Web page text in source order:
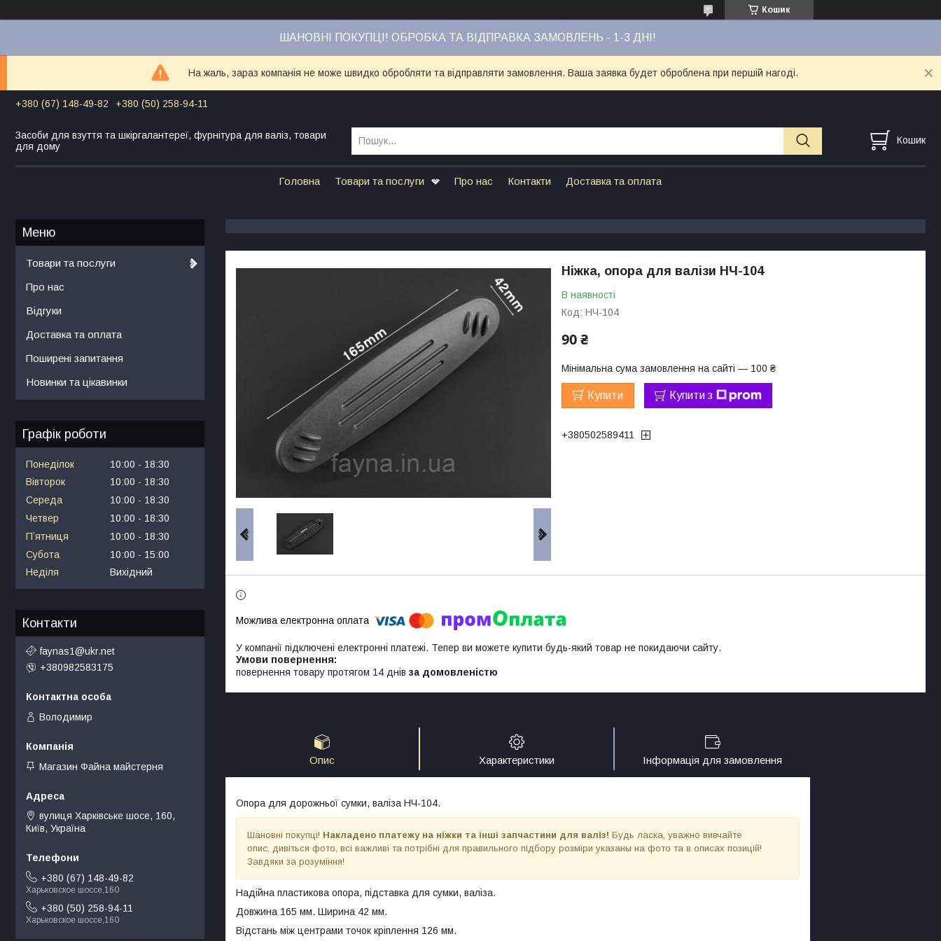
Кошик
ШАНОВНІ ПОКУПЦІ! ОБРОБКА ТА ВІДПРАВКА ЗАМОВЛЕНЬ - 1-3 ДНІ!
На жаль, зараз компанія не може швидко обробляти та відправляти замовлення. Ваша заявка будет оброблена при першій нагоді.
+380 (67) 148-49-82 +380 (50) 258-94-11
Засоби для взуття та шкіргалантереї, фурнітура для валіз, товари
для дому
Кошик
Головна Товари та послуги Про нас Контакти Доставка та оплата
Ніжка, опора для валізи НЧ-104
В наявності
Код: НЧ-104
90 ₴
Мінімальна сума замовлення на сайті — 100 ₴
Купити Купити з
+380502589411
У компанії підключені електронні платежі. Тепер ви можете купити будь-який товар не покидаючи сайту.
повернення товару протягом 14 днів за домовленістю
Опис Характеристики Інформація для замовлення
Опора для дорожньої сумки, валіза НЧ-104.
Шановні покупці! Накладено платежу на ніжки та інші запчастини для валіз! Будь ласка, уважно вивчайте
опис, дивіться фото, всі важливі та потрібні для правильного підбору розміри указаны на фото та в описах позицій!
Завдяки за розуміння!
Надійна пластикова опора, підставка для сумки, валіза.
Довжина 165 мм. Ширина 42 мм.
Відстань між центрами точок кріплення 126 мм.
Товари та послуги
Про нас
Відгуки
Доставка та оплата
Поширені запитання
Новинки та цікавинки
Графік роботи
Понеділок 10:00
18:30
Вівторок
10:00
18:30
Середа
10:00
18:30
Четвер
10:00
18:30
Пʼятниця
10:00
18:30
Субота
10:00
15:00
Неділя
Вихідний
Контакти
faynas1@ukr.net
+380982583175
Володимир
Магазин Файна майстерня
вулиця Харківське шосе, 160,
Київ, Україна
+380 (67) 148-49-82
Харьковское шоссе,160
+380 (50) 258-94-11
Харьковское шоссе,160